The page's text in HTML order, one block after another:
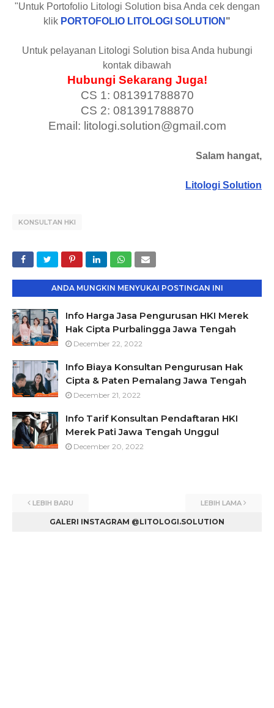
"Untuk Portofolio Litologi Solution bisa Anda cek dengan
klik PORTOFOLIO LITOLOGI SOLUTION "
Untuk pelayanan Litologi Solution bisa Anda hubungi
kontak dibawah
Hubungi Sekarang Juga!
CS 1: 081391788870
CS 2: 081391788870
Email: litologi.solution@gmail.com
Salam hangat,
Litologi Solution
KONSULTAN HKI
ANDA MUNGKIN MENYUKAI POSTINGAN INI
Info Harga Jasa Pengurusan HKI Merek
Hak Cipta Purbalingga Jawa Tengah
December 22, 2022
Info Biaya Konsultan Pengurusan Hak
Cipta & Paten Pemalang Jawa Tengah
December 21, 2022
Info Tarif Konsultan Pendaftaran HKI
Merek Pati Jawa Tengah Unggul
December 20, 2022
LEBIH BARU LEBIH LAMA
GALERI INSTAGRAM @LITOLOGI.SOLUTION